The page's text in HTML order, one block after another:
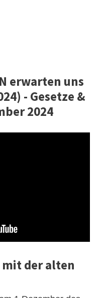
erwarten uns
- Gesetze &
2024
der alten